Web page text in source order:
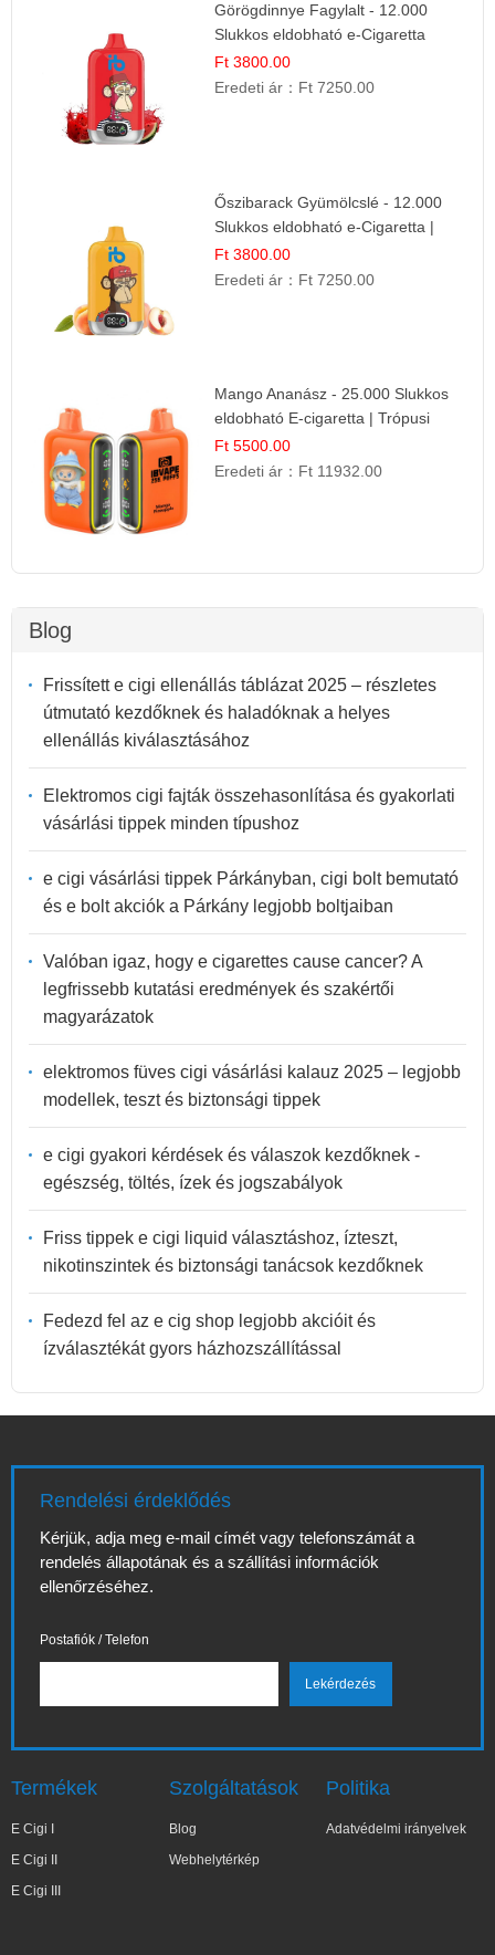
Görögdinnye Fagylalt - 12.000
Slukkos eldobható e-Cigaretta
Ft 3800.00
Eredeti ár： Ft 7250.00
Őszibarack Gyümölcslé - 12.000
Slukkos eldobható e-Cigaretta |
Friss Gyümölcs Íz
Ft 3800.00
Eredeti ár： Ft 7250.00
Mango Ananász - 25.000 Slukkos
eldobható E-cigaretta | Trópusi
Ízélmény
Ft 5500.00
Eredeti ár： Ft 11932.00
Blog
Frissített e cigi ellenállás táblázat 2025 – részletes
útmutató kezdőknek és haladóknak a helyes
ellenállás kiválasztásához
Elektromos cigi fajták összehasonlítása és gyakorlati
vásárlási tippek minden típushoz
e cigi vásárlási tippek Párkányban, cigi bolt bemutató
és e bolt akciók a Párkány legjobb boltjaiban
Valóban igaz, hogy e cigarettes cause cancer? A
legfrissebb kutatási eredmények és szakértői
magyarázatok
elektromos füves cigi vásárlási kalauz 2025 – legjobb
modellek, teszt és biztonsági tippek
e cigi gyakori kérdések és válaszok kezdőknek -
egészség, töltés, ízek és jogszabályok
Friss tippek e cigi liquid választáshoz, ízteszt,
nikotinszintek és biztonsági tanácsok kezdőknek
Fedezd fel az e cig shop legjobb akcióit és
ízválasztékát gyors házhozszállítással
Rendelési érdeklődés
Kérjük, adja meg e-mail címét vagy telefonszámát a
rendelés állapotának és a szállítási információk
ellenőrzéséhez.
Postafiók / Telefon
Termékek
E Cigi I
E Cigi II
E Cigi III
Szolgáltatások
Blog
Webhelytérkép
Politika
Adatvédelmi irányelvek